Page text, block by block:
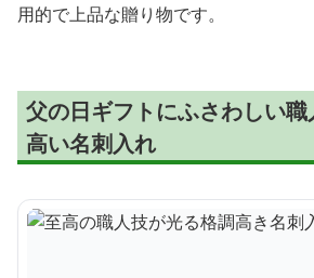
用的で上品な贈り物です。
父の日ギフトにふさわしい
高い名刺入れ